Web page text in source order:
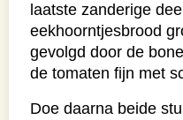
laatste zanderige
eekhoorntjesbrood
gevolgd door de
de tomaten fijn met
Doe daarna beide